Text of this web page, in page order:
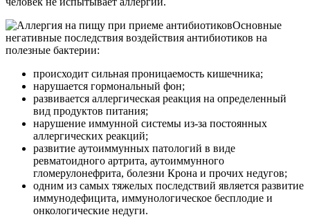
Основные
негативные последствия воздействия антибиотиков на
полезные бактерии:
происходит сильная проницаемость кишечника;
нарушается гормональный фон;
развивается аллергическая реакция на определенный
вид продуктов питания;
нарушение иммунной системы из-за постоянных
аллергических реакций;
развитие аутоиммунных патологий в виде
ревматоидного артрита, аутоиммунного
гломерулонефрита, болезни Крона и прочих недугов;
одним из самых тяжелых последствий является развитие
иммунодефицита, иммунологическое бесплодие и
онкологические недуги.